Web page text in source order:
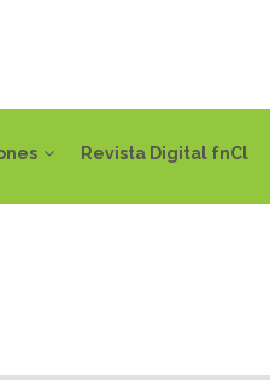
Revista Digital fnCl